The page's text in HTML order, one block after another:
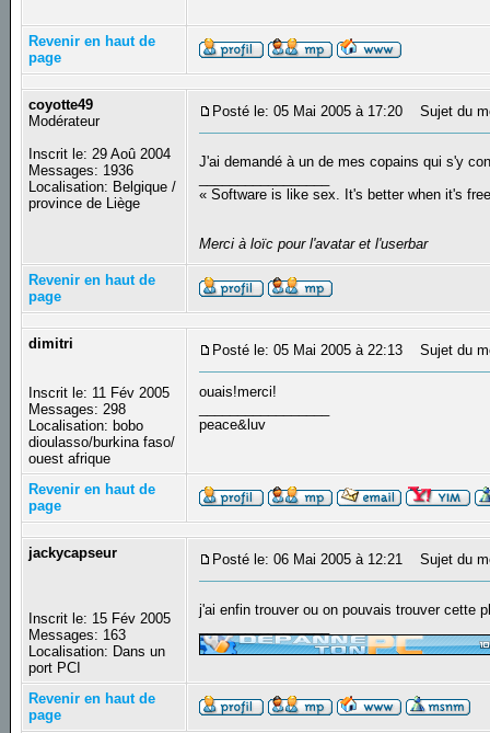
Revenir en haut de
page
coyotte49
Modérateur
Inscrit le: 29 Aoû 2004
Messages: 1936
Localisation: Belgique /
province de Liège
Posté le: 05 Mai 2005 à 17:20 Sujet du
J'ai demandé à un de mes copains qui s'y
« Software is like sex. It's better when it's
Merci à loïc pour l'avatar et l'userbar
Revenir en haut de
page
dimitri
Inscrit le: 11 Fév 2005
Messages: 298
Localisation: bobo
dioulasso/burkina faso/
ouest afrique
Posté le: 05 Mai 2005 à 22:13 Sujet du
ouais!merci!
peace&luv
Revenir en haut de
page
jackycapseur
Inscrit le: 15 Fév 2005
Messages: 163
Localisation: Dans un
port PCI
Posté le: 06 Mai 2005 à 12:21 Sujet du
j'ai enfin trouver ou on pouvais trouver cette
Revenir en haut de
page